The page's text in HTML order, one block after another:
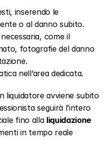
inserendo le
o al danno subito.
Allegare la documentazione necessaria, come il
fotografie del danno
nell’area dedicata.
seguirà l’intero
fino alla liquidazione
in tempo reale